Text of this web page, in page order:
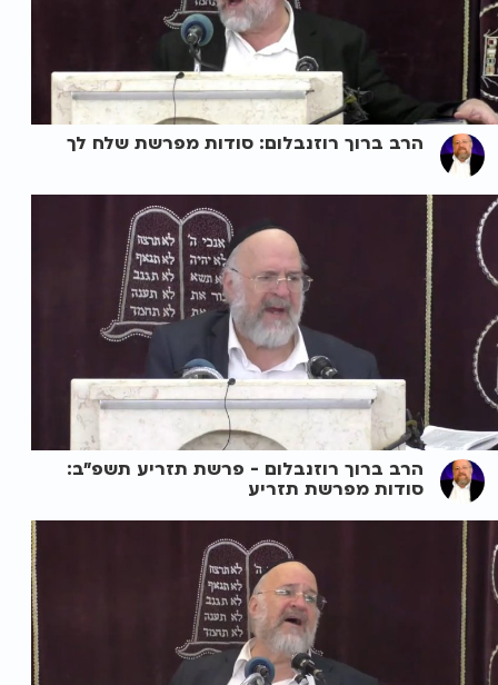
הרב ברוך רוזנבלום: סודות מפרשת שלח לך
הרב ברוך רוזנבלום - פרשת תזריע תשפ"ב:
סודות מפרשת תזריע